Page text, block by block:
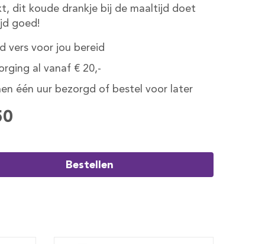
dit koude drankje bij de maaltijd doet
goed!
vers voor jou bereid
al vanaf € 20,-
één uur bezorgd of bestel voor later
Bestellen